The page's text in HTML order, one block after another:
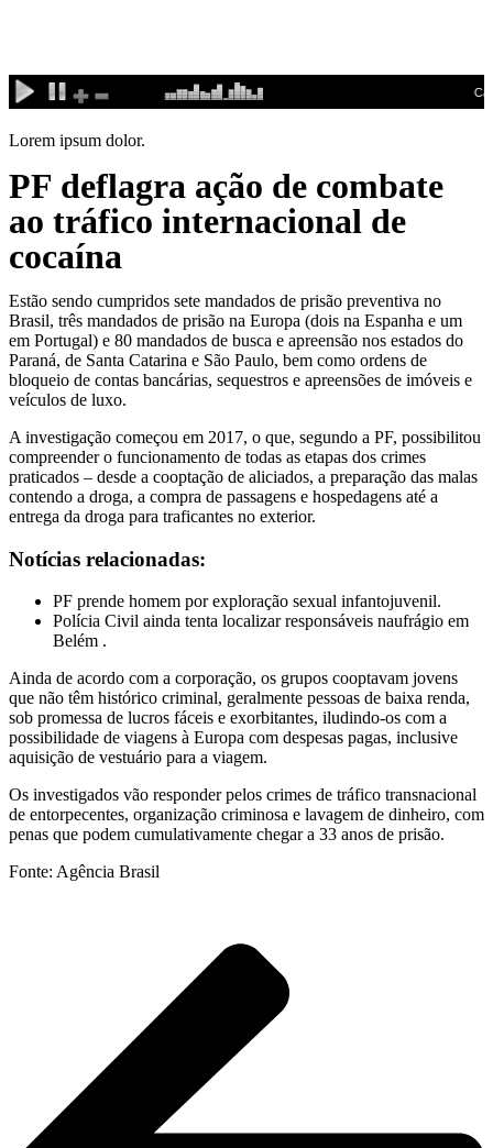
conteúdo
Lorem ipsum dolor.
PF deflagra ação de combate
ao tráfico internacional de
cocaína
Estão sendo cumpridos sete mandados de prisão preventiva no
Brasil, três mandados de prisão na Europa (dois na Espanha e um
em Portugal) e 80 mandados de busca e apreensão nos estados do
Paraná, de Santa Catarina e São Paulo, bem como ordens de
bloqueio de contas bancárias, sequestros e apreensões de imóveis e
veículos de luxo.
A investigação começou em 2017, o que, segundo a PF, possibilitou
compreender o funcionamento de todas as etapas dos crimes
praticados – desde a cooptação de aliciados, a preparação das malas
contendo a droga, a compra de passagens e hospedagens até a
entrega da droga para traficantes no exterior.
Notícias relacionadas:
PF prende homem por exploração sexual infantojuvenil.
Polícia Civil ainda tenta localizar responsáveis naufrágio em
Belém .
Ainda de acordo com a corporação, os grupos cooptavam jovens
que não têm histórico criminal, geralmente pessoas de baixa renda,
sob promessa de lucros fáceis e exorbitantes, iludindo-os com a
possibilidade de viagens à Europa com despesas pagas, inclusive
aquisição de vestuário para a viagem.
Os investigados vão responder pelos crimes de tráfico transnacional
de entorpecentes, organização criminosa e lavagem de dinheiro, com
penas que podem cumulativamente chegar a 33 anos de prisão.
Fonte: Agência Brasil